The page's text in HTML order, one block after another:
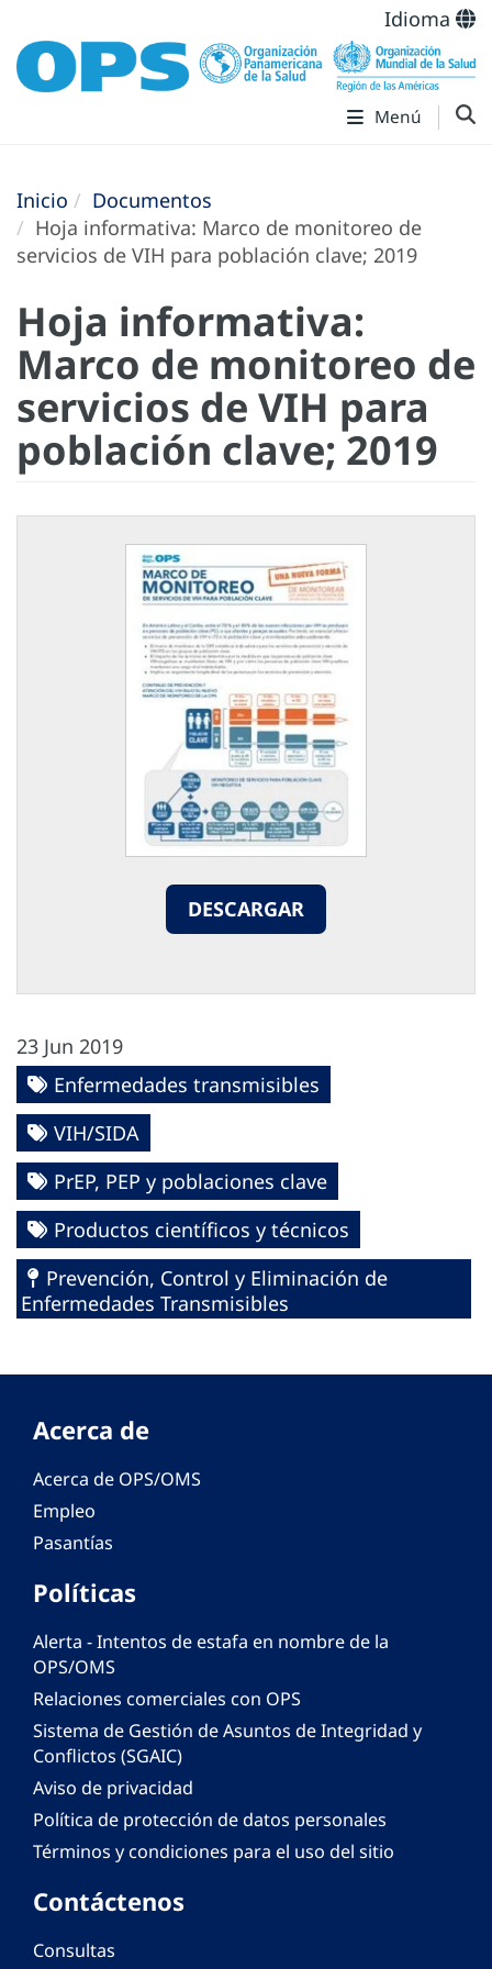
Idioma
Menú
Inicio
Documentos
Hoja informativa: Marco de monitoreo de
servicios de VIH para población clave; 2019
Hoja informativa:
Marco de monitoreo de
servicios de VIH para
población clave; 2019
DESCARGAR
23 Jun 2019
Enfermedades transmisibles
VIH/SIDA
PrEP, PEP y poblaciones clave
Productos científicos y técnicos
Prevención, Control y Eliminación de
Enfermedades Transmisibles
Acerca de
Acerca de OPS/OMS
Empleo
Pasantías
Políticas
Alerta - Intentos de estafa en nombre de la
OPS/OMS
Relaciones comerciales con OPS
Sistema de Gestión de Asuntos de Integridad y
Conflictos (SGAIC)
Aviso de privacidad
Política de protección de datos personales
Términos y condiciones para el uso del sitio
Contáctenos
Consultas